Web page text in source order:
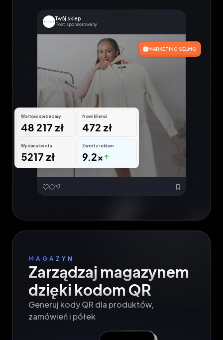
Twój sklep
Post sponsorowany
Wartość sprzedaży
48 217 zł
Nowi klienci
472 zł
Wydana kwota
5217 zł
Zwrot z reklam
9.2x
MARKETING SELMO
MAGAZYN
Zarządzaj magazynem
dzięki kodom QR
Generuj kody QR dla produktów,
zamówień i półek